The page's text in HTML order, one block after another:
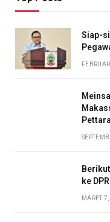
Siap-
ke
MARET